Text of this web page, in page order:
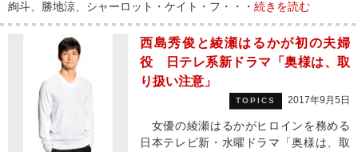
絢斗、勝地涼、シャーロット・ケイト・フ・・・ 続きを読む
西島秀俊と綾瀬はるかが初の夫婦
役 日テレ系新ドラマ「奥様は、取
り扱い注意」
TOPICS 2017年9月5日
女優の綾瀬はるかがヒロインを務める
日本テレビ新・水曜ドラマ「奥様は、取